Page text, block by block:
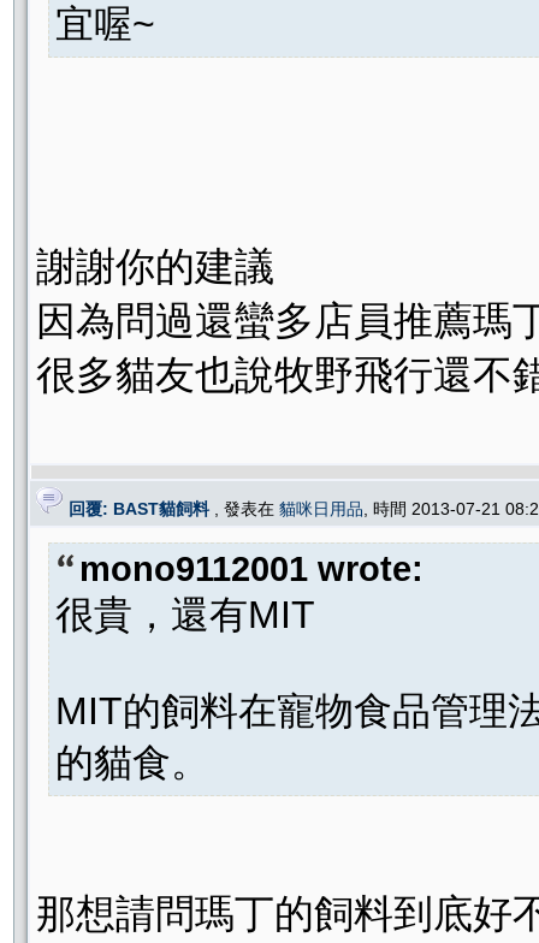
宜喔~
謝謝你的建議
因為問過還蠻多店員推薦瑪
很多貓友也說牧野飛行還不
回覆: BAST貓飼料 , 發表在 貓咪日用品 , 時間 2013-07-21
mono9112001 wrote:
很貴，還有MIT
MIT的飼料在寵物食品管理
的貓食。
那想請問瑪丁的飼料到底好